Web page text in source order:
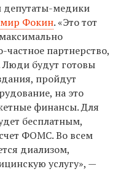
депутаты-медики
Фокин. «Это тот
частное партнерство,
будут готовы
пройдут
на это
финансы. Для
бесплатным,
ФОМС. Во всем
диализом,
услугу», —